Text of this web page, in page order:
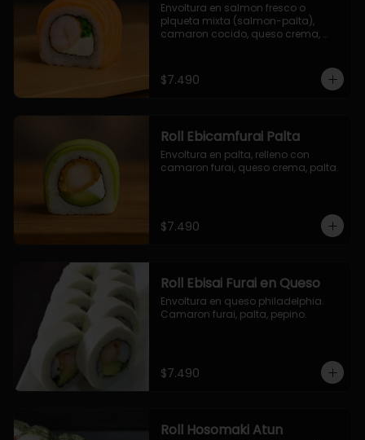
Envoltura en salmon fresco o
plqueta mixta (salmon-palta),
camaron cocido, queso crema,
$7.490
Roll Ebicamfurai Palta
Envoltura en palta, relleno con
camaron furai, queso crema, palta.
$7.490
Roll Ebisai Furai en Queso
Envoltura en queso philadelphia.
Camaron furai, palta, pepino.
$7.490
Roll Hosomaki Atun